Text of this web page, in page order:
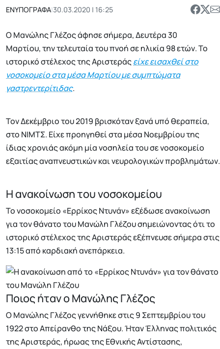
ΕΝΥΠΟΓΡΑΦΑ|30.03.2020 | 16:25
Ο Μανώλης Γλέζος άφησε σήμερα, Δευτέρα 30
Μαρτίου, την τελευταία του πνοή σε ηλικία 98 ετών. Το
ιστορικό στέλεχος της Αριστεράςείχε εισαχθεί στο
νοσοκομείο στα μέσα Μαρτίου με συμπτώματα
γαστρεντερίτιδας.
Τον Δεκέμβριο του 2019 βρισκόταν ξανά υπό θεραπεία,
στο ΝΙΜΤΣ. Είχε προηγηθεί στα μέσα Νοεμβρίου της
ίδιας χρονιάς ακόμη μία νοσηλεία του σε νοσοκομείο
εξαιτίας αναπνευστικών και νευρολογικών προβλημάτων.
Η ανακοίνωση του νοσοκομείου
Το νοσοκομείο «Ερρίκος Ντυνάν» εξέδωσε ανακοίνωση
για τον θάνατο του Μανώλη Γλέζου σημειώνοντας ότι το
ιστορικό στέλεχος της Αριστεράς εξέπνευσε σήμερα στις
13:15 από καρδιακή ανεπάρκεια.
Ποιος ήταν ο Μανώλης Γλέζος
Ο Μανώλης Γλέζος γεννήθηκε στις 9 Σεπτεμβρίου του
1922 στο Απείρανθο της Νάξου. Ήταν Έλληνας πολιτικός
της Αριστεράς, ήρωας της Εθνικής Αντίστασης,